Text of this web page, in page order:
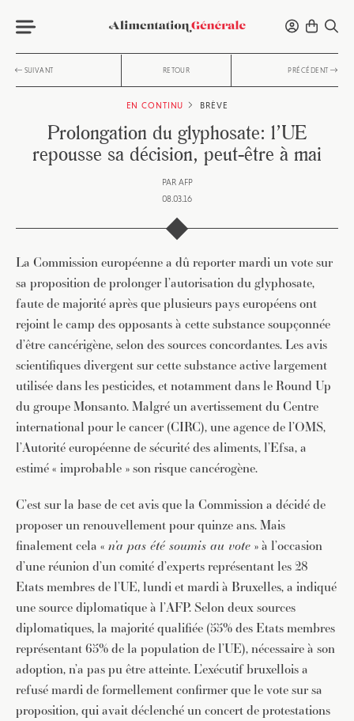
SUIVANT RETOUR PRÉCÉDENT
EN CONTINU BRÈVE
Prolongation du glyphosate: l’UE
repousse sa décision, peut-être à mai
PAR AFP
08.03.16
La Commission européenne a dû reporter mardi un vote sur
sa proposition de prolonger l’autorisation du glyphosate,
faute de majorité après que plusieurs pays européens ont
rejoint le camp des opposants à cette substance soupçonnée
d’être cancérigène, selon des sources concordantes. Les avis
scientifiques divergent sur cette substance active largement
utilisée dans les pesticides, et notamment dans le Round Up
du groupe Monsanto. Malgré un avertissement du Centre
international pour le cancer (CIRC), une agence de l’OMS,
l’Autorité européenne de sécurité des aliments, l’Efsa, a
estimé « improbable » son risque cancérogène.
C’est sur la base de cet avis que la Commission a décidé de
proposer un renouvellement pour quinze ans. Mais
finalement cela « n’a pas été soumis au vote » à l’occasion
d’une réunion d’un comité d’experts représentant les 28
Etats membres de l’UE, lundi et mardi à Bruxelles, a indiqué
une source diplomatique à l’AFP. Selon deux sources
diplomatiques, la majorité qualifiée (55% des Etats membres
représentant 65% de la population de l’UE), nécessaire à son
adoption, n’a pas pu être atteinte. L’exécutif bruxellois a
refusé mardi de formellement confirmer que le vote sur sa
proposition, qui avait déclenché un concert de protestations